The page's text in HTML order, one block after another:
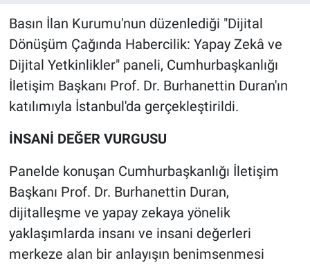
Basın İlan Kurumu'nun düzenlediği "Dijital
Dönüşüm Çağında Habercilik: Yapay Zekâ ve
Dijital Yetkinlikler" paneli, Cumhurbaşkanlığı
İletişim Başkanı Prof. Dr. Burhanettin Duran'ın
katılımıyla İstanbul'da gerçekleştirildi.
İNSANİ DEĞER VURGUSU
Panelde konuşan Cumhurbaşkanlığı İletişim
Başkanı Prof. Dr. Burhanettin Duran,
dijitalleşme ve yapay zekaya yönelik
yaklaşımlarda insanı ve insani değerleri
merkeze alan bir anlayışın benimsenmesi